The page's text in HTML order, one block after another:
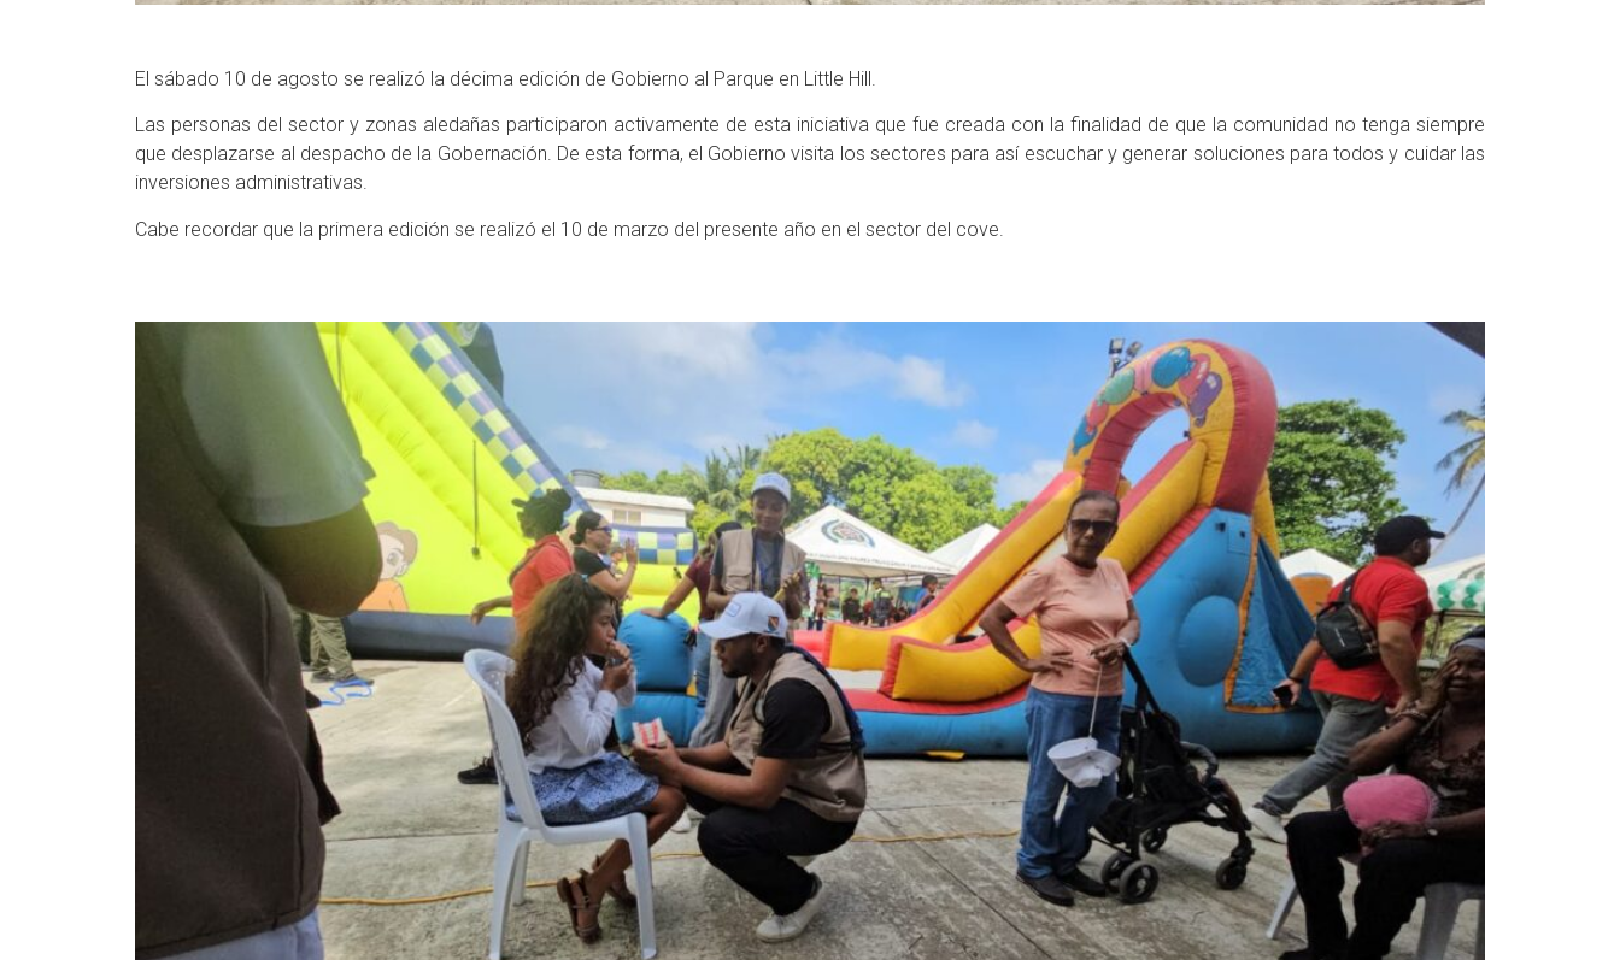
El sábado 10 de agosto se realizó la décima edición de Gobierno al Parque en Little Hill.
Las personas del sector y zonas aledañas participaron activamente de esta iniciativa que fue creada con la finalidad de que la comunidad no tenga siempre
que desplazarse al despacho de la Gobernación. De esta forma, el Gobierno visita los sectores para así escuchar y generar soluciones para todos y cuidar las
inversiones administrativas.
Cabe recordar que la primera edición se realizó el 10 de marzo del presente año en el sector del cove.